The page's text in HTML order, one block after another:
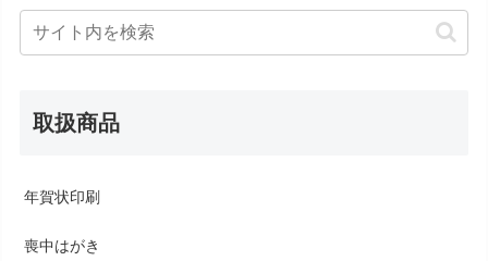
取扱商品
年賀状印刷
喪中はがき